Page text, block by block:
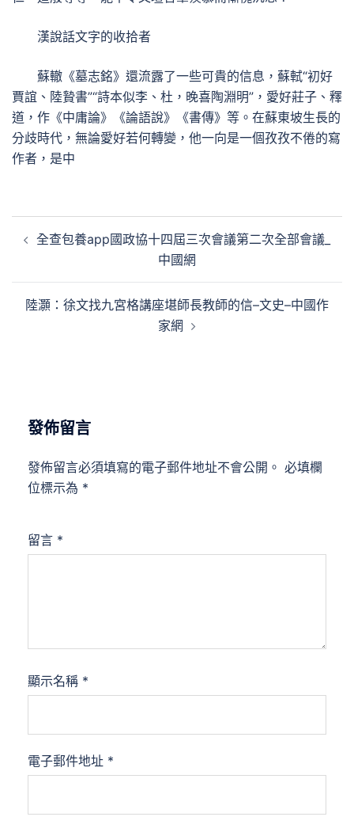
漢說話文字的收拾者
蘇轍《墓志銘》還流露了一些可貴的信息，蘇軾“初好
賈誼、陸贄書”“詩本似李、杜，晚喜陶淵明”，愛好莊子、釋
道，作《中庸論》《論語說》《書傳》等。在蘇東坡生長的
分歧時代，無論愛好若何轉變，他一向是一個孜孜不倦的寫
作者，是中
章 全查包養app國政協十四屆三次會議第二次全部會議_
中國網
陸灝：徐文找九宮格講座堪師長教師的信–文史–中國作
家網
發佈留言
發佈留言必須填寫的電子郵件地址不會公開。 必填欄
位標示為 *
留言 *
顯示名稱 *
電子郵件地址 *